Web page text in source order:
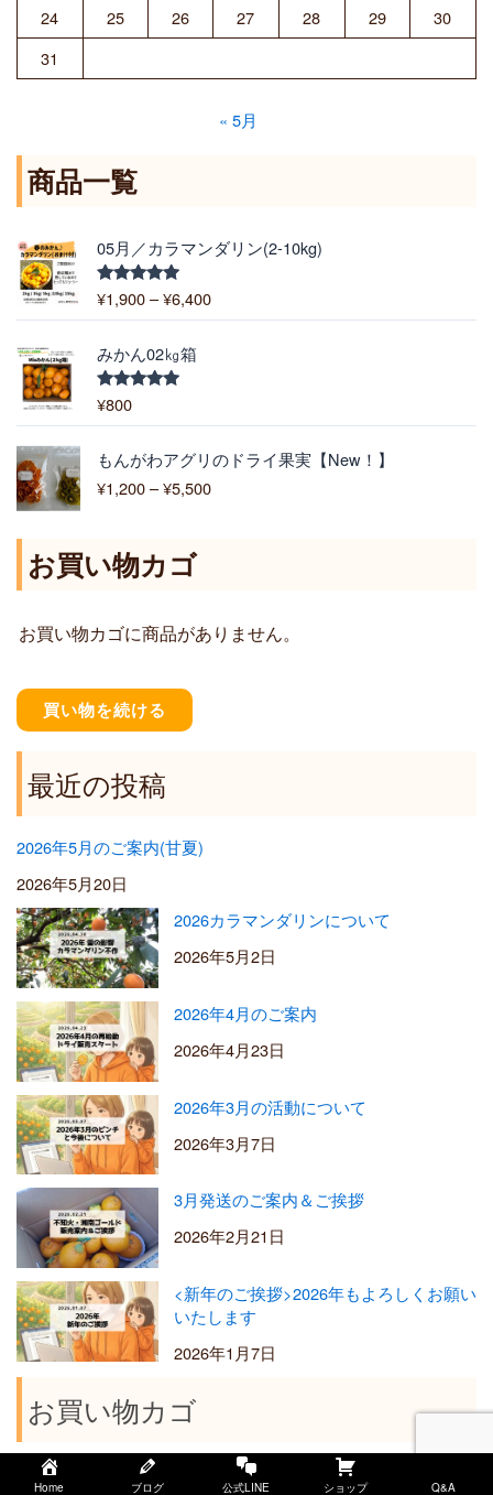
24
25 26 27 28 29
30
31
« 5月
商品一覧
05月／カラマンダリン(2-10kg)
5段階中
5.00
¥1,900 –¥6,400
価
格
:
0
–
¥
みかん02㎏箱
5段階中
¥800
もんがわアグリのドライ果実【New！】
¥1,200 –¥5,500
格
帯
0
お買い物カゴ
お買い物カゴに商品がありません。
買い物を続ける
最近の投稿
2026年5月のご案内(甘夏)
2026年5月20日
2026カラマンダリンについて
2026年5月2日
2026年4月のご案内
2026年4月23日
2026年3月の活動について
2026年3月7日
3月発送のご案内＆ご挨拶
2026年2月21日
<新年のご挨拶>2026年もよろしくお願い
いたします
2026年1月7日
お買い物カゴ
お買い物カゴに商品がありません。
Home ブログ 公式LINE ショップ Q&A